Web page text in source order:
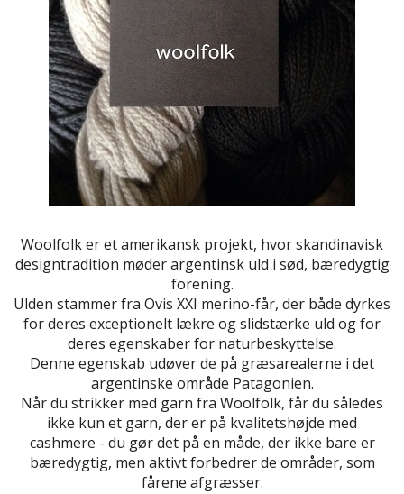
Woolfolk er et amerikansk projekt, hvor skandinavisk
designtradition møder argentinsk uld i sød, bæredygtig
forening.
Ulden stammer fra Ovis XXI merino-får, der både dyrkes
for deres exceptionelt lækre og slidstærke uld og for
deres egenskaber for naturbeskyttelse.
Denne egenskab udøver de på græsarealerne i det
argentinske område Patagonien.
Når du strikker med garn fra Woolfolk, får du således
ikke kun et garn, der er på kvalitetshøjde med
cashmere - du gør det på en måde, der ikke bare er
bæredygtig, men aktivt forbedrer de områder, som
fårene afgræsser.